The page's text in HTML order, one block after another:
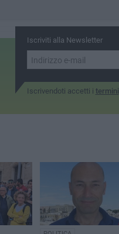
Iscriviti alla Newsletter
Iscrivendoti accetti i termini